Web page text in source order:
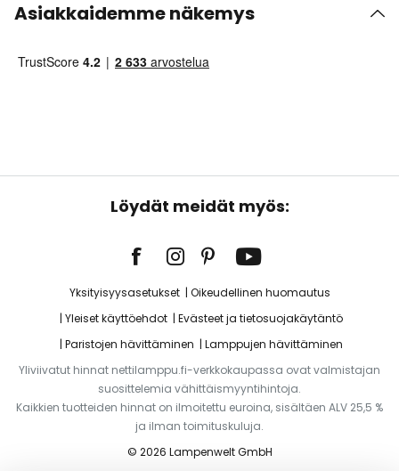
Asiakkaidemme näkemys
Löydät meidät myös:
Yksityisyysasetukset
Oikeudellinen huomautus
Yleiset käyttöehdot
Evästeet ja tietosuojakäytäntö
Paristojen hävittäminen
Lamppujen hävittäminen
Yliviivatut hinnat nettilamppu.fi-verkkokaupassa ovat valmistajan
suosittelemia vähittäismyyntihintoja.
Kaikkien tuotteiden hinnat on ilmoitettu euroina, sisältäen ALV 25,5 %
ja ilman toimituskuluja.
© 2026 Lampenwelt GmbH